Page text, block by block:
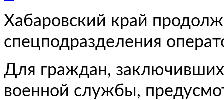
Хабаровский край
спецподразделения
Для граждан,
военной службы,